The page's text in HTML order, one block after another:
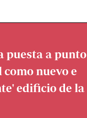
puesta a punto
nuevo e
edificio de la